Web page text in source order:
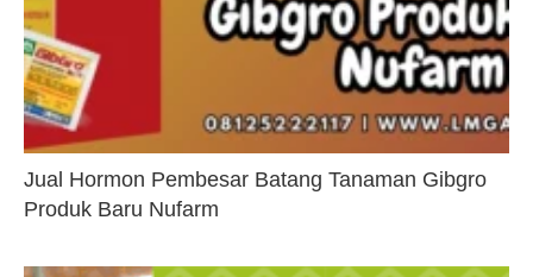
Jual Hormon Pembesar Batang Tanaman Gibgro
Produk Baru Nufarm